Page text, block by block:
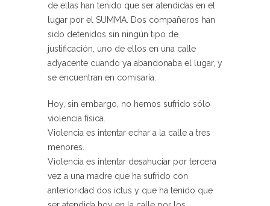
de ellas han tenido que ser atendidas en el
lugar por el SUMMA. Dos compañeros han
sido detenidos sin ningún tipo de
justificación, uno de ellos en una calle
adyacente cuando ya abandonaba el lugar, y
se encuentran en comisaría.
Hoy, sin embargo, no hemos sufrido sólo
violencia física.
Violencia es intentar echar a la calle a tres
menores.
Violencia es intentar desahuciar por tercera
vez a una madre que ha sufrido con
anterioridad dos ictus y que ha tenido que